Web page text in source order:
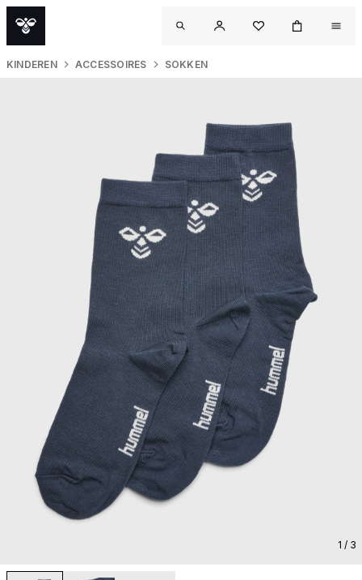
KINDEREN ACCESSOIRES SOKKEN
1 / 3